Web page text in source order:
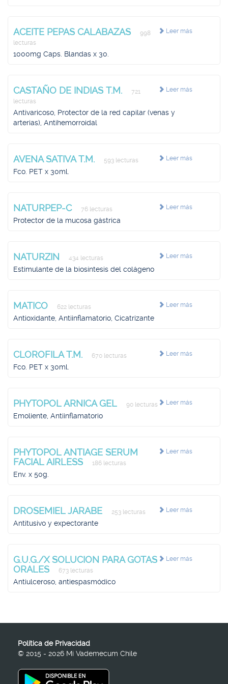
Leer más
ACEITE PEPAS CALABAZAS
998
lecturas
1000mg Caps. Blandas x 30.
Leer más
CASTAÑO DE INDIAS T.M.
721
lecturas
Antivaricoso, Protector de la red capilar (venas y
arterias), Antihemorroidal
Leer más
AVENA SATIVA T.M. 593 lecturas
Fco. PET x 30ml.
Leer más
NATURPEP-C 76 lecturas
Protector de la mucosa gástrica
Leer más
NATURZIN 434 lecturas
Estimulante de la biosíntesis del colágeno
Leer más
MATICO 622 lecturas
Antioxidante, Antiinflamatorio, Cicatrizante
Leer más
CLOROFILA T.M. 670 lecturas
Fco. PET x 30ml.
Leer más
PHYTOPOL ARNICA GEL 90 lecturas
Emoliente, Antiinflamatorio
Leer más
PHYTOPOL ANTIAGE SERUM
FACIAL AIRLESS
186 lecturas
Env. x 50g.
Leer más
DROSEMIEL JARABE 253 lecturas
Antitusivo y expectorante
Leer más
G.U.G./X SOLUCION PARA GOTAS
ORALES
673 lecturas
Antiulceroso, antiespasmódico
Política de Privacidad
© 2015 - 2026 Mi Vademecum Chile